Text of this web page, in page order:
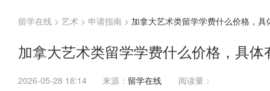
留学在线 > 艺术 > 申请指南 > 加拿大艺术类留学学费什么价格，具
加拿大艺术类留学学费什么价格，具体
2026-05-28 18:14 来源： 留学在线 阅读量：